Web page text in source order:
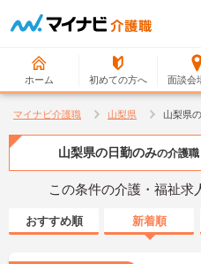
ホーム 初めての方へ 面談会
マイナビ介護職 山梨県 山梨県
山梨県の日勤のみの介護
この条件の介護・福祉求
おすすめ順 新着順